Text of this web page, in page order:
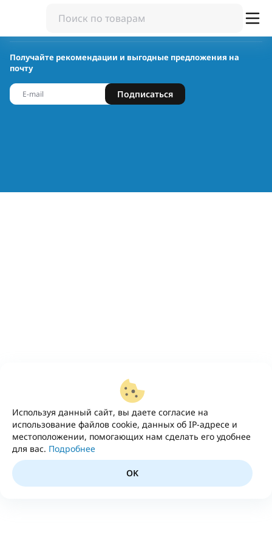
Используя данный сайт, вы даете согласие на
использование файлов cookie, данных об IP-адресе и
местоположении, помогающих нам сделать его удобнее
для вас. Подробнее
OK
Получайте рекомендации и выгодные предложения на
почту
Подписаться